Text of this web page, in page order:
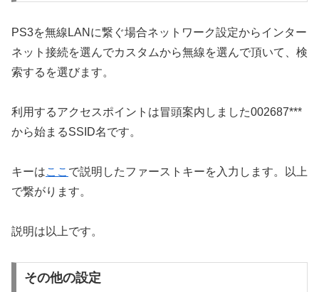
PS3を無線LANに繋ぐ場合ネットワーク設定からインター
ネット接続を選んでカスタムから無線を選んで頂いて、検
索するを選びます。
利用するアクセスポイントは冒頭案内しました002687***
から始まるSSID名です。
キーはここ で説明したファーストキーを入力します。以上
で繋がります。
説明は以上です。
その他の設定